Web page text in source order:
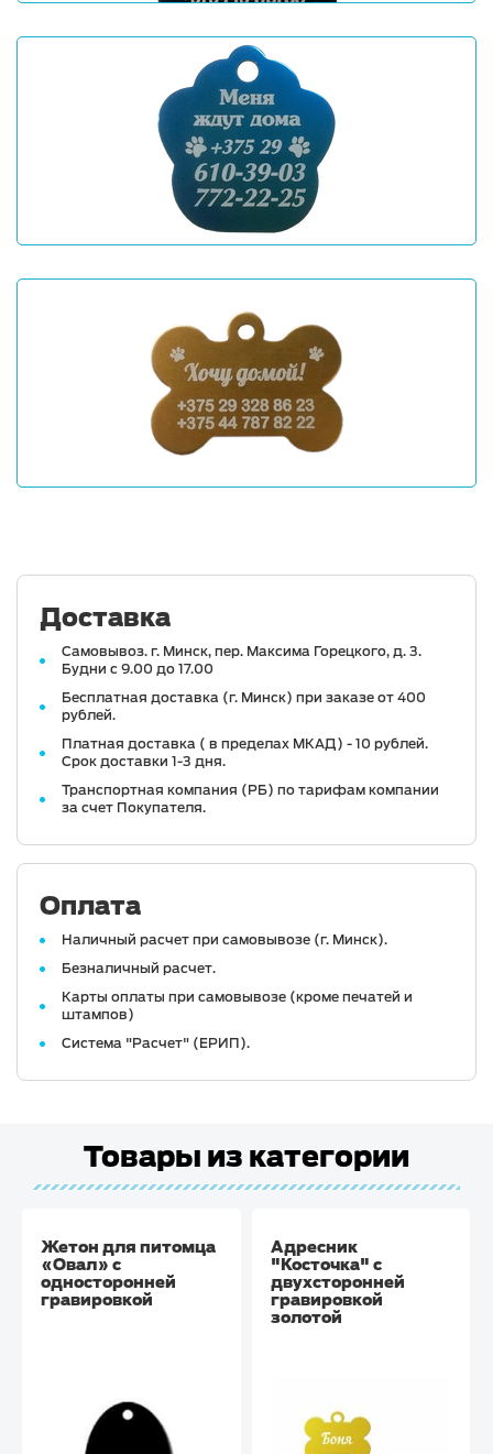
Доставка
Самовывоз. г. Минск, пер. Максима Горецкого, д. 3.
Будни с 9.00 до 17.00
Бесплатная доставка (г. Минск) при заказе от 400
рублей.
Платная доставка ( в пределах МКАД) - 10 рублей.
Срок доставки 1-3 дня.
Транспортная компания (РБ) по тарифам компании
за счет Покупателя.
Оплата
Наличный расчет при самовывозе (г. Минск).
Безналичный расчет.
Карты оплаты при самовывозе (кроме печатей и
штампов)
Система "Расчет" (ЕРИП).
Товары из категории
Жетон для питомца
«Овал» с
односторонней
гравировкой
Адресник
"Косточка" с
двухсторонней
гравировкой
золотой